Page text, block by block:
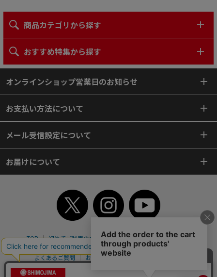
商品カテゴリから探す
おすすめ特集から探す
オンラインショップ営業日のお知らせ
お支払い方法について
メール受信設定について
お届けについて
TOP 初めてご利用のお客様へ ご利用案内
ご利用規約
個人情報保護方針
特定商取引法
会社案内
よくあるご質問
お問い合わせ
ピンポイントサーチ
サイトマップ